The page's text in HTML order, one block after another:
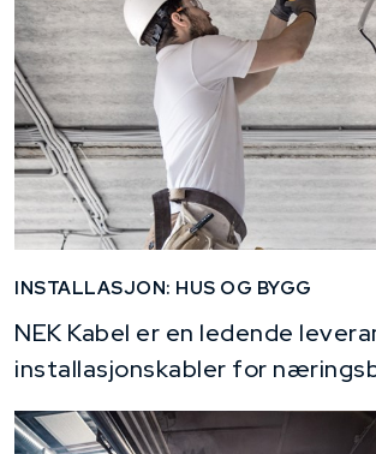
INSTALLASJON: HUS OG BYGG
NEK Kabel er en ledende
installasjonskabler for